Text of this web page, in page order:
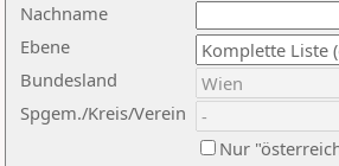
Nachname
Ebene
Bundesland
Spgem./Kreis/Verein
Nur